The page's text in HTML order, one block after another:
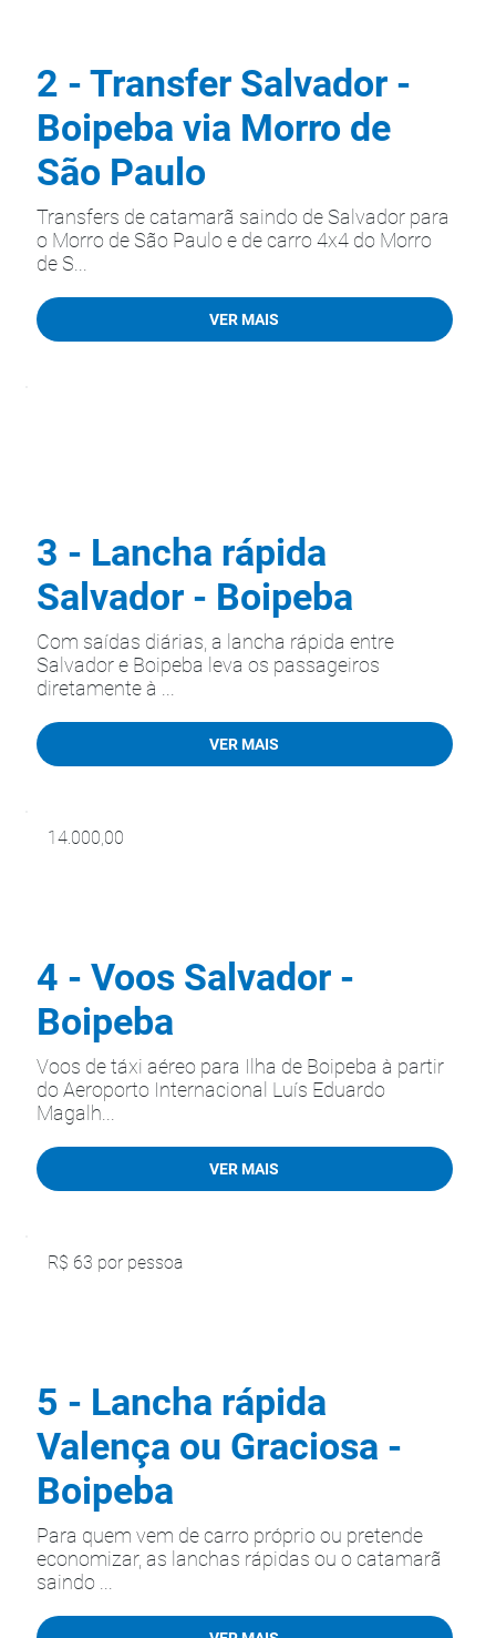
Transfers de catamarã saindo de Salvador para
o Morro de São Paulo e de carro 4x4 do Morro
de S...
2 - Transfer Salvador -
Boipeba via Morro de
São Paulo
VER MAIS
Com saídas diárias, a lancha rápida entre
Salvador e Boipeba leva os passageiros
diretamente à ...
3 - Lancha rápida
Salvador - Boipeba
VER MAIS
Voos de táxi aéreo para Ilha de Boipeba à partir
do Aeroporto Internacional Luís Eduardo
Magalh...
4 - Voos Salvador -
Boipeba
VER MAIS
14.000,00
Para quem vem de carro próprio ou pretende
economizar, as lanchas rápidas ou o catamarã
saindo ...
5 - Lancha rápida
Valença ou Graciosa -
Boipeba
R$ 63 por pessoa